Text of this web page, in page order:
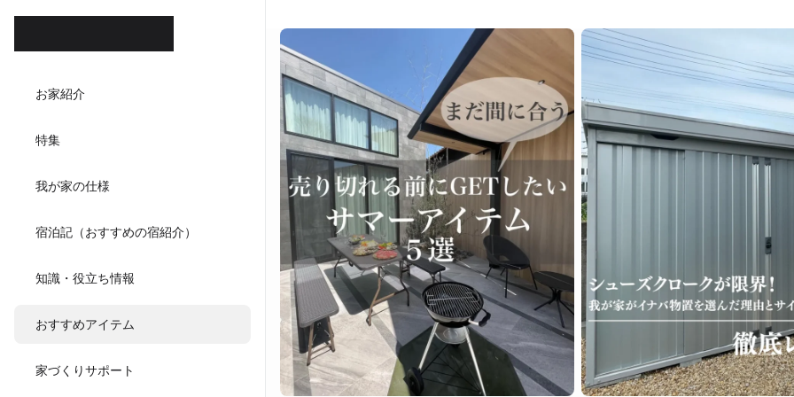
お家紹介
特集
我が家の仕様
宿泊記（おすすめの宿紹介）
知識・役立ち情報
おすすめアイテム
家づくりサポート
ホテルライク シンプルモダン キッチン
リビ
ダイニング
積水ハウス アイ工務店 住友林業
設計事務所
キッチンハウス / kitchenhouse
LIXIL